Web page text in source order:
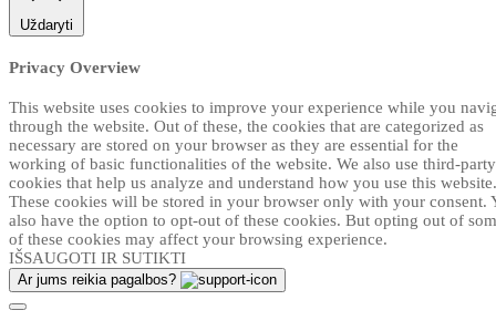
Uždaryti
Privacy Overview
This website uses cookies to improve your experience while you
through the website. Out of these, the cookies that are categorized as
necessary are stored on your browser as they are essential for the
working of basic functionalities of the website. We also use third-party
cookies that help us analyze and understand how you use this website.
These cookies will be stored in your browser only with your consent.
also have the option to opt-out of these cookies. But opting out of
of these cookies may affect your browsing experience.
IŠSAUGOTI IR SUTIKTI
Ar jums reikia pagalbos?